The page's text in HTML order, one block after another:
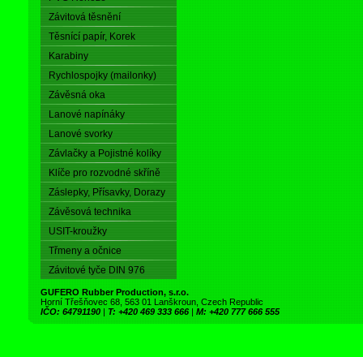
Závitová těsnění
Těsnící papír, Korek
Karabiny
Rychlospojky (mailonky)
Závěsná oka
Lanové napínáky
Lanové svorky
Závlačky a Pojistné kolíky
Klíče pro rozvodné skříně
Záslepky, Přísavky, Dorazy
Závěsová technika
USIT-kroužky
Třmeny a očnice
Závitové tyče DIN 976
GUFERO Rubber Production, s.r.o.
Horní Třešňovec 68, 563 01 Lanškroun, Czech Republic
IČO: 64791190 | T: +420 469 333 666 | M: +420 777 666 555